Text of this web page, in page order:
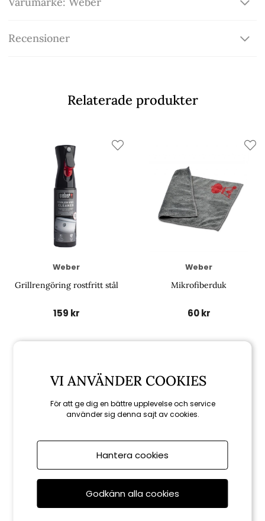
Recensioner
Relaterade produkter
Weber
Grillrengöring rostfritt stål
159 kr
Weber
Mikrofiberduk
60 kr
Weber
Rengöringssvamp
VI ANVÄNDER COOKIES
För att ge dig en bättre upplevelse och service
använder sig denna sajt av cookies.
Hantera cookies
Godkänn alla cookies